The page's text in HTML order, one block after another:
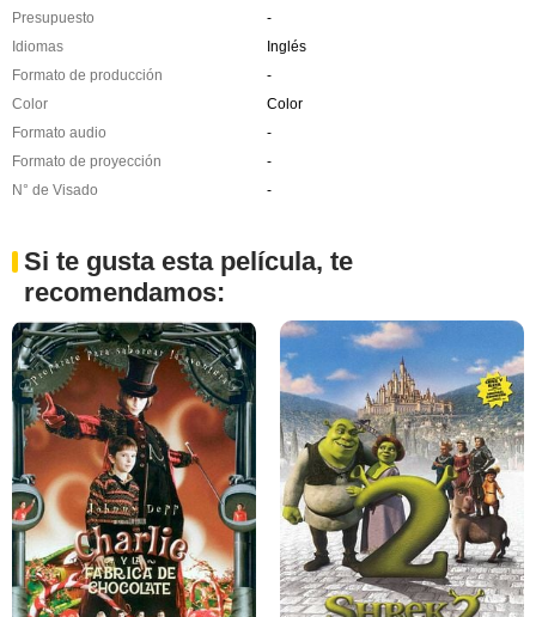
Presupuesto
-
Idiomas
Inglés
Formato de producción
-
Color
Color
Formato audio
-
Formato de proyección
-
N° de Visado
-
Si te gusta esta película, te
recomendamos: